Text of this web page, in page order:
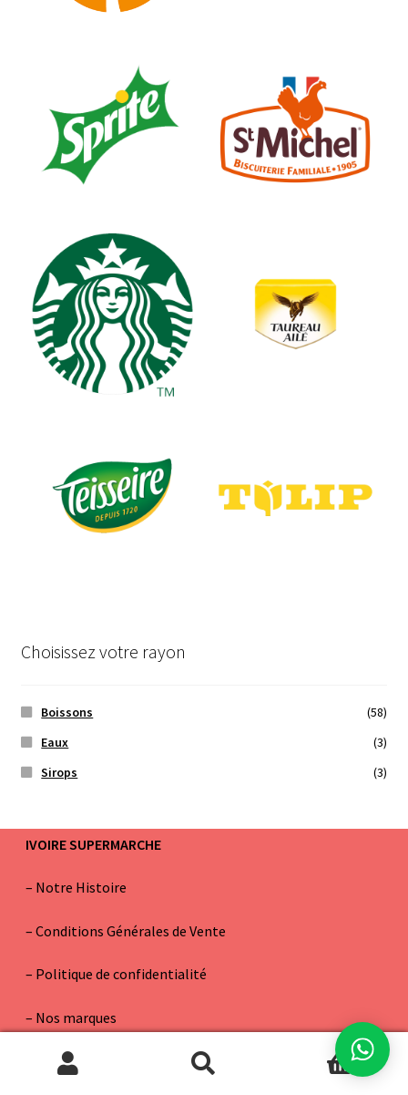
Choisissez votre rayon
Boissons
(58)
Eaux
(3)
Sirops
(3)
IVOIRE SUPERMARCHE
– Notre Histoire
– Conditions Générales de Vente
– Politique de confidentialité
– Nos marques
AIDE & CONSEILS
Recherche
Recherche
0